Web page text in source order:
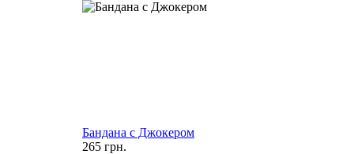
Бандана с Джокером
265 грн.